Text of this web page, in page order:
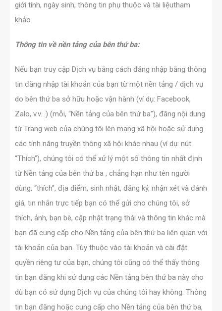
giới tính, ngày sinh, thông tin phụ thuộc và tài liệutham
khảo.
Thông tin về nền tảng của bên thứ ba:
Nếu bạn truy cập Dịch vụ bằng cách đăng nhập bằng thông
tin đăng nhập tài khoản của bạn từ một nền tảng / dịch vụ
do bên thứ ba sở hữu hoặc vận hành (ví dụ: Facebook,
Zalo, v.v. .) (mỗi, “Nền tảng của bên thứ ba”), đăng nội dung
từ Trang web của chúng tôi lên mạng xã hội hoặc sử dụng
các tính năng truyền thông xã hội khác nhau (ví dụ: nút
“Thích”), chúng tôi có thể xử lý một số thông tin nhất định
từ Nền tảng của bên thứ ba , chẳng hạn như tên người
dùng, “thích”, địa điểm, sinh nhật, đăng ký, nhận xét và đánh
giá, tin nhắn trực tiếp bạn có thể gửi cho chúng tôi, sở
thích, ảnh, bạn bè, cập nhật trạng thái và thông tin khác mà
bạn đã cung cấp cho Nền tảng của bên thứ ba liên quan với
tài khoản của bạn. Tùy thuộc vào tài khoản và cài đặt
quyền riêng tư của bạn, chúng tôi cũng có thể thấy thông
tin bạn đăng khi sử dụng các Nền tảng bên thứ ba này cho
dù bạn có sử dụng Dịch vụ của chúng tôi hay không. Thông
tin bạn đăng hoặc cung cấp cho Nền tảng của bên thứ ba,